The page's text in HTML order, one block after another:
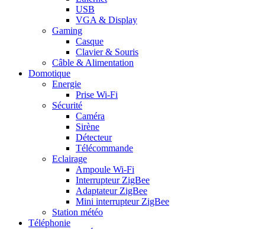
USB
VGA & Display
Gaming
Casque
Clavier & Souris
Câble & Alimentation
Domotique
Energie
Prise Wi-Fi
Sécurité
Caméra
Sirène
Détecteur
Télécommande
Eclairage
Ampoule Wi-Fi
Interrupteur ZigBee
Adaptateur ZigBee
Mini interrupteur ZigBee
Station météo
Téléphonie